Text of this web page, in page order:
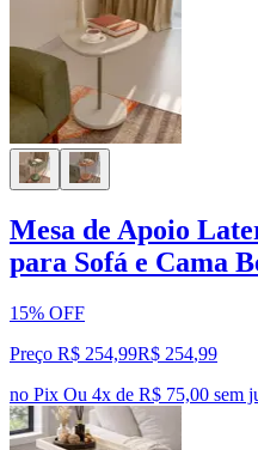
Mesa de Apoio
para Sofá e Cama
15% OFF
Preço R$ 254,99R$ 254,99
no Pix Ou 4x de R$ 75,00 sem